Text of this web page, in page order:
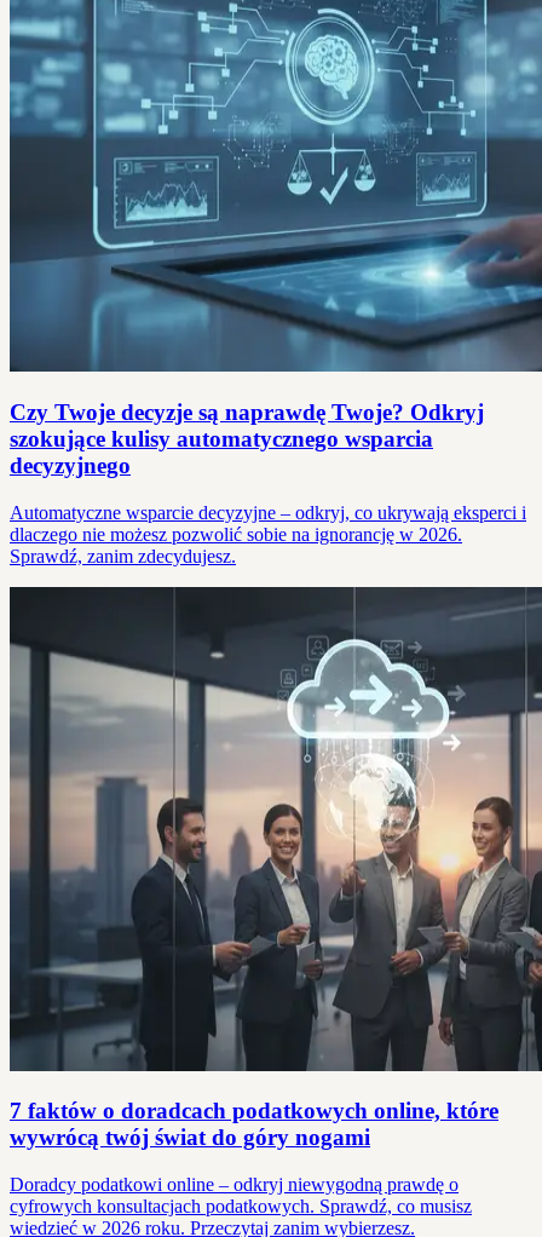
Czy Twoje decyzje są naprawdę Twoje? Odkryj
szokujące kulisy automatycznego wsparcia
decyzyjnego
Automatyczne wsparcie decyzyjne – odkryj, co ukrywają eksperci i
dlaczego nie możesz pozwolić sobie na ignorancję w 2026.
Sprawdź, zanim zdecydujesz.
7 faktów o doradcach podatkowych online, które
wywrócą twój świat do góry nogami
Doradcy podatkowi online – odkryj niewygodną prawdę o
cyfrowych konsultacjach podatkowych. Sprawdź, co musisz
wiedzieć w 2026 roku. Przeczytaj zanim wybierzesz.